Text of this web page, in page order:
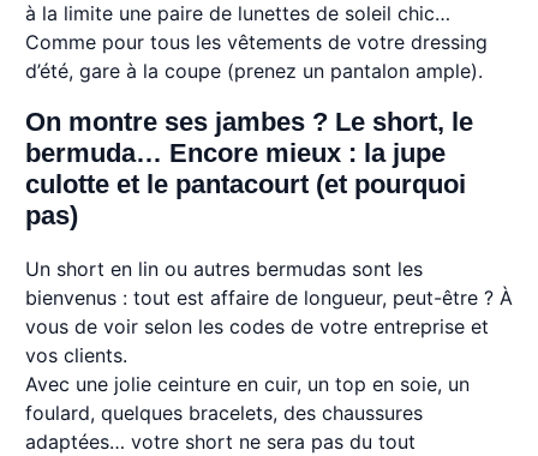
à la limite une paire de lunettes de soleil chic…
Comme pour tous les vêtements de votre dressing
d’été, gare à la coupe (prenez un pantalon ample).
On montre ses jambes ? Le short, le
bermuda… Encore mieux : la jupe
culotte et le pantacourt (et pourquoi
pas)
Un short en lin ou autres bermudas sont les
bienvenus : tout est affaire de longueur, peut-être ? À
vous de voir selon les codes de votre entreprise et
vos clients.
Avec une jolie ceinture en cuir, un top en soie, un
foulard, quelques bracelets, des chaussures
adaptées… votre short ne sera pas du tout